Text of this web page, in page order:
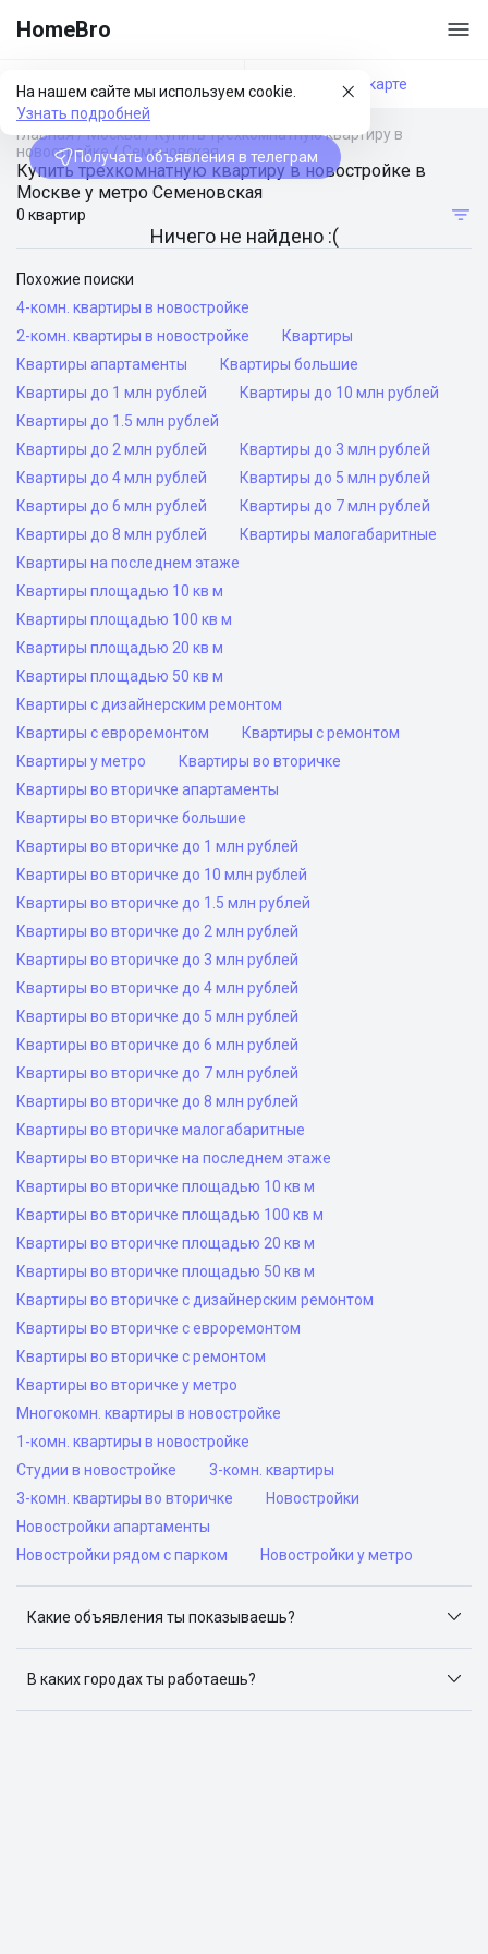
HomeBro
На нашем сайте мы используем cookie.
Узнать подробней
Получать объявления в телеграм
Фильтры На карте
Главная/Москва/Купить трехкомнатную квартиру в
новостройке/Семеновская
Купить трехкомнатную квартиру в новостройке в
Москве у метро Семеновская
0 квартир
Ничего не найдено :(
Похожие поиски
4-комн. квартиры в новостройке
2-комн. квартиры в новостройке
Квартиры
Квартиры апартаменты
Квартиры большие
Квартиры до 1 млн рублей
Квартиры до 10 млн рублей
Квартиры до 1.5 млн рублей
Квартиры до 2 млн рублей
Квартиры до 3 млн рублей
Квартиры до 4 млн рублей
Квартиры до 5 млн рублей
Квартиры до 6 млн рублей
Квартиры до 7 млн рублей
Квартиры до 8 млн рублей
Квартиры малогабаритные
Квартиры на последнем этаже
Квартиры площадью 10 кв м
Квартиры площадью 100 кв м
Квартиры площадью 20 кв м
Квартиры площадью 50 кв м
Квартиры с дизайнерским ремонтом
Квартиры с евроремонтом
Квартиры с ремонтом
Квартиры у метро
Квартиры во вторичке
Квартиры во вторичке апартаменты
Квартиры во вторичке большие
Квартиры во вторичке до 1 млн рублей
Квартиры во вторичке до 10 млн рублей
Квартиры во вторичке до 1.5 млн рублей
Квартиры во вторичке до 2 млн рублей
Квартиры во вторичке до 3 млн рублей
Квартиры во вторичке до 4 млн рублей
Квартиры во вторичке до 5 млн рублей
Квартиры во вторичке до 6 млн рублей
Квартиры во вторичке до 7 млн рублей
Квартиры во вторичке до 8 млн рублей
Квартиры во вторичке малогабаритные
Квартиры во вторичке на последнем этаже
Квартиры во вторичке площадью 10 кв м
Квартиры во вторичке площадью 100 кв м
Квартиры во вторичке площадью 20 кв м
Квартиры во вторичке площадью 50 кв м
Квартиры во вторичке с дизайнерским ремонтом
Квартиры во вторичке с евроремонтом
Квартиры во вторичке с ремонтом
Квартиры во вторичке у метро
Многокомн. квартиры в новостройке
1-комн. квартиры в новостройке
Студии в новостройке
3-комн. квартиры
3-комн. квартиры во вторичке
Новостройки
Новостройки апартаменты
Новостройки рядом с парком
Новостройки у метро
Какие объявления ты показываешь?
объявлений: ЦИАН, Домклик, Яндекс.Недвижимость,
Авито, Самолет.Плюс.
В каких городах ты работаешь?